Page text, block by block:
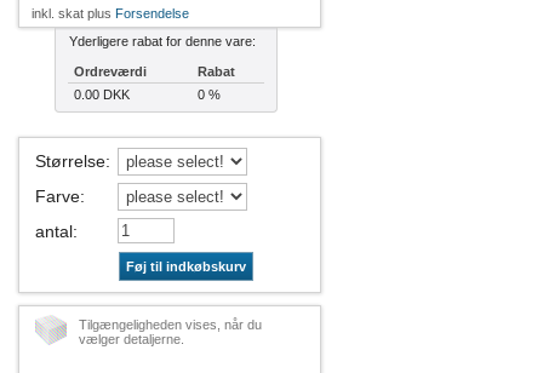
inkl. skat plus Forsendelse
Yderligere rabat for denne vare:
Ordreværdi
Rabat
0.00 DKK
0 %
Størrelse:
Farve:
antal:
Føj til indkøbskurv
Tilgængeligheden vises, når du
vælger detaljerne.